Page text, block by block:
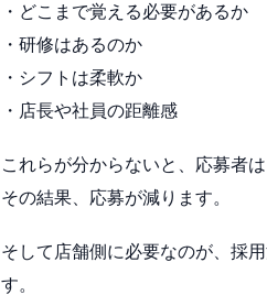
・どこまで覚える必要があるか
・研修はあるのか
・シフトは柔軟か
・店長や社員の距離感
これらが分からないと、応募者
その結果、応募が減ります。
そして店舗側に必要なのが、採
す。